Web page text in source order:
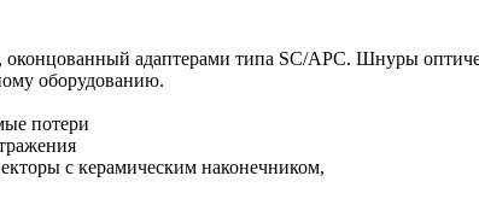
адаптерами типа SC/APC. Шнуры
оборудованию.
потери
с керамическим наконечником,